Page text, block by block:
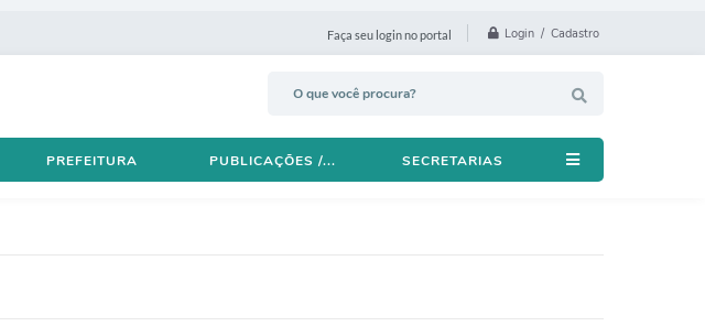
Faça seu login no portal Login / Cadastro
PREFEITURA PUBLICAÇÕES /... SECRETARIAS